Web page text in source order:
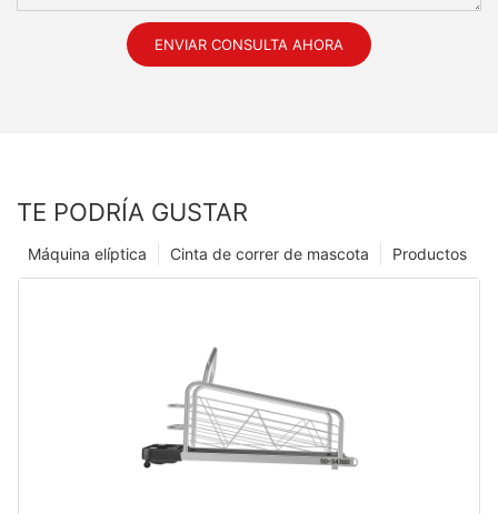
ENVIAR CONSULTA AHORA
TE PODRÍA GUSTAR
Productos
Cinta de correr de mascota
Máquina elíptica